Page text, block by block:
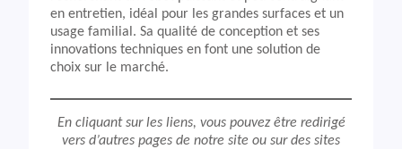
en entretien, idéal pour les grandes surfaces et un
usage familial. Sa qualité de conception et ses
innovations techniques en font une solution de
choix sur le marché.
En cliquant sur les liens, vous pouvez être redirigé
vers d’autres pages de notre site ou sur des sites